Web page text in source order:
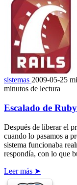
sistemas 2009-05-25
minutos de lectura
Escalado de
Después de liberar el
cuando lo pasamos a
sistema funcionaba
respondía, con lo que
Leer más ➤